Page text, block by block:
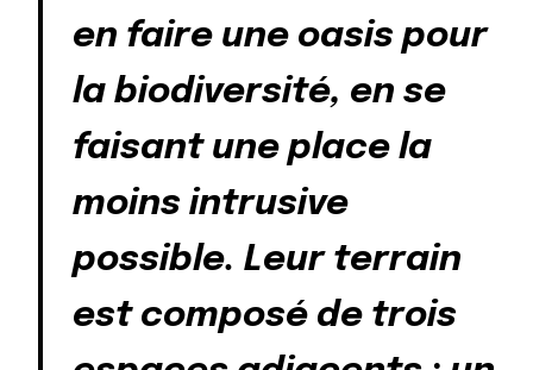
en faire une oasis pour
la biodiversité, en se
faisant une place la
moins intrusive
possible. Leur terrain
est composé de trois